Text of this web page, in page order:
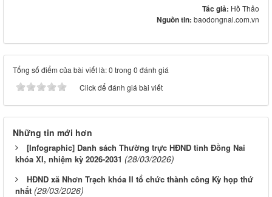
Tác giả: Hồ Thảo
Nguồn tin: baodongnai.com.vn
Tổng số điểm của bài viết là: 0 trong 0 đánh giá
Click để đánh giá bài viết
Những tin mới hơn
[Infographic] Danh sách Thường trực HĐND tỉnh Đồng Nai
khóa XI, nhiệm kỳ 2026-2031 (28/03/2026)
HĐND xã Nhơn Trạch khóa II tổ chức thành công Kỳ họp thứ
nhất (29/03/2026)